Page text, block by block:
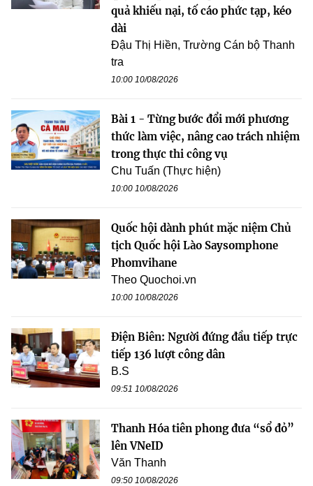
quả khiếu nại, tố cáo phức tạp, kéo
dài
Đậu Thị Hiền, Trường Cán bộ Thanh
tra
10:00 10/08/2026
Bài 1 - Từng bước đổi mới phương
thức làm việc, nâng cao trách nhiệm
trong thực thi công vụ
Chu Tuấn (Thực hiện)
10:00 10/08/2026
Quốc hội dành phút mặc niệm Chủ
tịch Quốc hội Lào Saysomphone
Phomvihane
Theo Quochoi.vn
10:00 10/08/2026
Điện Biên: Người đứng đầu tiếp trực
tiếp 136 lượt công dân
B.S
09:51 10/08/2026
Thanh Hóa tiên phong đưa “sổ đỏ”
lên VNeID
Văn Thanh
09:50 10/08/2026